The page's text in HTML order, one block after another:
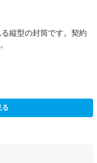
縦型の封筒です。契約
る